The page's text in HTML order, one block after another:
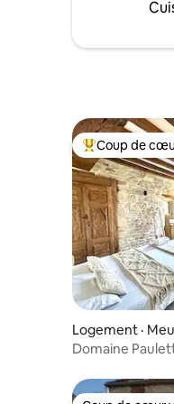
Coup de cœur
Coup de
Logement ·
Domaine